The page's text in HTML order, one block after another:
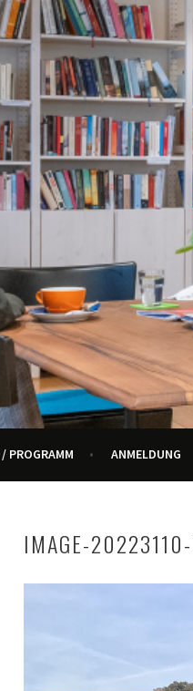
–
VERANSTALTUNGEN FÜR
PROGRAMM ANMELDUNG
IMAGE-